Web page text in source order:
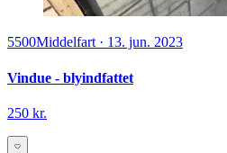
5500Middelfart· 13. jun. 2023
Vindue - blyindfattet
250 kr.